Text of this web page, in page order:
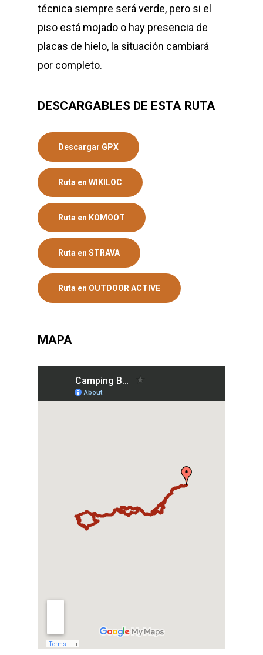
técnica siempre será verde, pero si el
piso está mojado o hay presencia de
placas de hielo, la situación cambiará
por completo.
DESCARGABLES DE ESTA RUTA
Descargar GPX
Ruta en WIKILOC
Ruta en KOMOOT
Ruta en STRAVA
Ruta en OUTDOOR ACTIVE
MAPA